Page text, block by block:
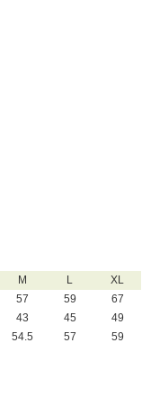
M L
XL
57 59
67
43 45
49
54.5 57 59